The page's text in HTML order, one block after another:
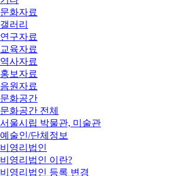
문화자료
갤러리
연구자료
교육자료
역사자료
홍보자료
음원자료
문화공간
문화공간 전체
서울시립 박물관, 미술관
예술인/단체정보
비영리법인
비영리법인 이란?
비영리법인 등록 변경